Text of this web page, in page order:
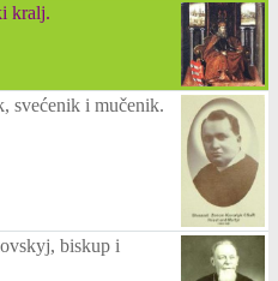
kralj.
svećenik i mučenik.
biskup i